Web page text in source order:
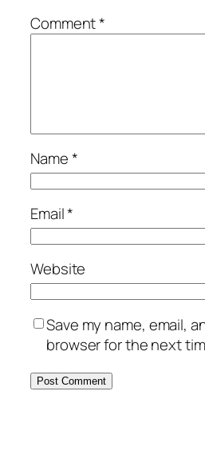
Comment*
Name*
Email*
Website
Save my name, email,
browser for the next